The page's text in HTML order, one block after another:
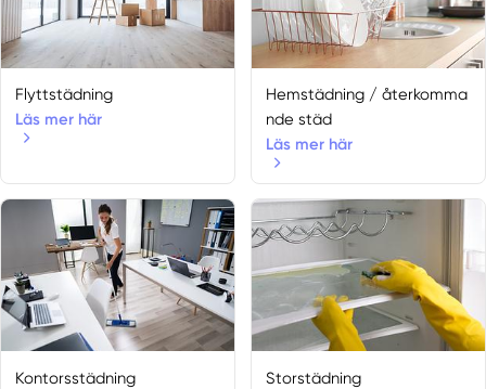
Flyttstädning
Läs mer här
Hemstädning / återkomma
nde städ
Läs mer här
Kontorsstädning
Storstädning